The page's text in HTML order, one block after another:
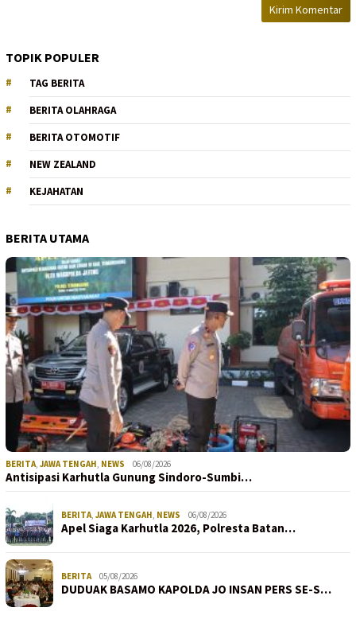
TOPIK POPULER
TAG BERITA
BERITA OLAHRAGA
BERITA OTOMOTIF
NEW ZEALAND
KEJAHATAN
BERITA UTAMA
BERITA, JAWA TENGAH, NEWS 06/08/2026
Antisipasi Karhutla Gunung Sindoro-Sumbi…
BERITA, JAWA TENGAH, NEWS 06/08/2026
Apel Siaga Karhutla 2026, Polresta Batan…
BERITA 05/08/2026
DUDUAK BASAMO KAPOLDA JO INSAN PERS SE-S…